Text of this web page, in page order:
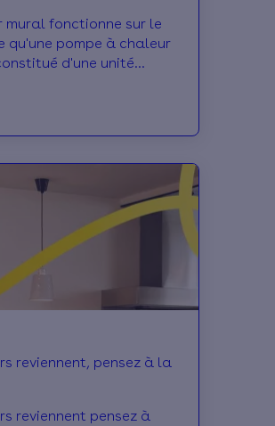
mural fonctionne sur le
qu'une pompe à chaleur
d'une unité
reviennent, pensez à la
reviennent pensez à